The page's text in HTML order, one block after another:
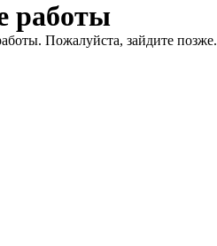
работы
Пожалуйста, зайдите позже.